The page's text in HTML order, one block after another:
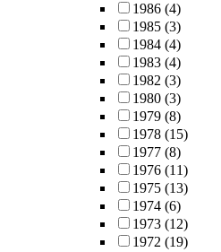
1986 (4)
1985 (3)
1984 (4)
1983 (4)
1982 (3)
1980 (3)
1979 (8)
1978 (15)
1977 (8)
1976 (11)
1975 (13)
1974 (6)
1973 (12)
1972 (19)